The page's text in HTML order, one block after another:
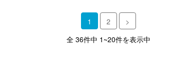
1 2
>
全 36件中 1~20件を表示中